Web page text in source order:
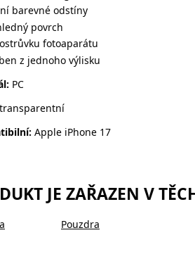
barevné odstíny
povrch
fotoaparátu
z jednoho výlisku
PC
transparentní
Apple iPhone 17
JE ZAŘAZEN V
Pouzdra